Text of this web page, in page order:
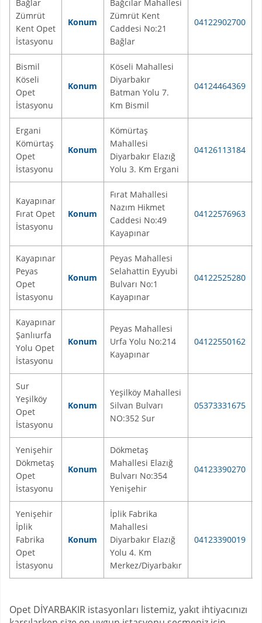
Bağlar
Zümrüt
Kent Opet
İstasyonu
Konum
Bağcılar Mahallesi
Zümrüt Kent
Caddesi No:21
Bağlar
04122902700
Bismil
Köseli
Opet
İstasyonu
Konum
Köseli Mahallesi
Diyarbakır
Batman Yolu 7.
Km Bismil
04124464369
Ergani
Kömürtaş
Opet
İstasyonu
Konum
Kömürtaş
Mahallesi
Diyarbakır Elazığ
Yolu 3. Km Ergani
04126113184
Kayapınar
Fırat Opet
İstasyonu
Konum
Fırat Mahallesi
Nazım Hikmet
Caddesi No:49
Kayapınar
04122576963
Kayapınar
Peyas
Opet
İstasyonu
Konum
Peyas Mahallesi
Selahattin Eyyubi
Bulvarı No:1
Kayapınar
04122525280
Kayapınar
Şanlıurfa
Yolu Opet
İstasyonu
Konum
Peyas Mahallesi
Urfa Yolu No:214
Kayapınar
04122550162
Sur
Yeşilköy
Opet
İstasyonu
Konum
Yeşilköy Mahallesi
Silvan Bulvarı
NO:352 Sur
05373331675
Yenişehir
Dökmetaş
Opet
İstasyonu
Konum
Dökmetaş
Mahallesi Elazığ
Bulvarı No:354
Yenişehir
04123390270
Yenişehir
İplik
Fabrika
Opet
İstasyonu
Konum
İplik Fabrika
Mahallesi
Diyarbakır Elazığ
Yolu 4. Km
Merkez/Diyarbakır
04123390019
Opet DİYARBAKIR istasyonları listemiz, yakıt ihtiyacınızı